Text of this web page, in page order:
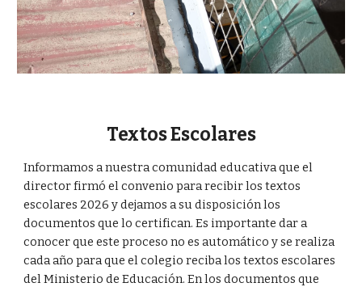
Textos Escolares
Informamos a nuestra comunidad educativa que el
director firmó el convenio para recibir los textos
escolares 2026 y dejamos a su disposición los
documentos que lo certifican. Es importante dar a
conocer que este proceso no es automático y se realiza
cada año para que el colegio reciba los textos escolares
del Ministerio de Educación. En los documentos que